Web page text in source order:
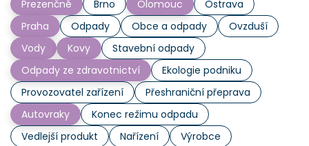
Prezenčně
Brno Olomouc
Ostrava
Praha
Odpady Obce a odpady
Ovzduší
Vody
Kovy
Stavební odpady
Odpady ze zdravotnictví
Ekologie podniku
Provozovatel zařízení
Přeshraniční přeprava
Autovraky
Konec režimu odpadu
Vedlejší produkt
Nařízení
Výrobce